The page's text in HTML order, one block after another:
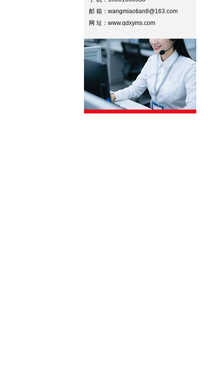
邮 箱：wangmiaotian8@163.com
网 址：www.qdxyms.com